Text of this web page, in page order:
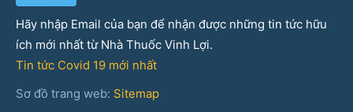
Hãy nhập Email của bạn để nhận được những tin tức hữu
ích mới nhất từ Nhà Thuốc Vinh Lợi.
Tin tức Covid 19 mới nhất
Sơ đồ trang web: Sitemap